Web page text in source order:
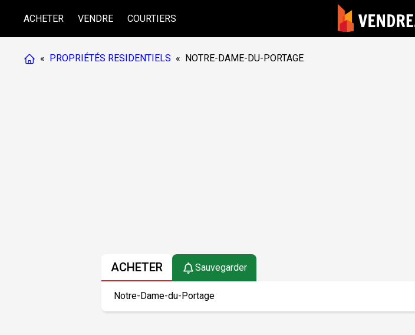
ACHETER VENDRE COURTIERS
« PROPRIÉTÉS RESIDENTIELS « NOTRE-DAME-DU-PORTAGE
ACHETER Sauvegarder